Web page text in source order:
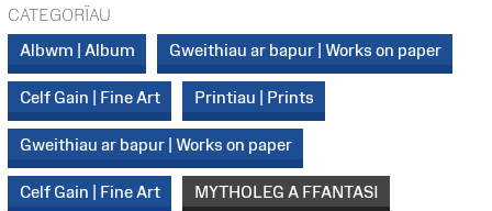
CATEGORÏAU
Albwm | Album
Gweithiau ar bapur | Works on paper
Celf Gain | Fine Art Printiau | Prints
Gweithiau ar bapur | Works on paper
Celf Gain | Fine Art MYTHOLEG A FFANTASI